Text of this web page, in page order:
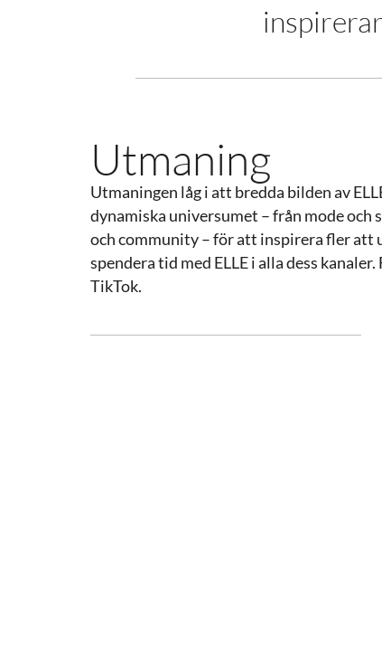
Utmaning
Utmaningen låg i att bredda bilden av
dynamiska universumet – från mode
och community – för att inspirera fler att
spendera tid med ELLE i alla dess
TikTok.